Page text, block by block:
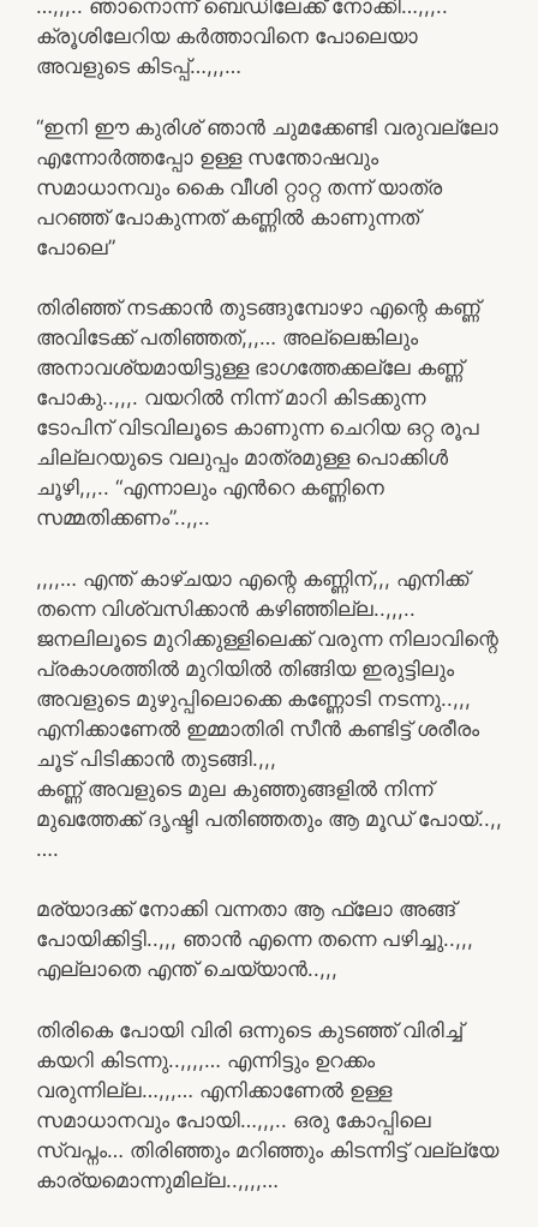
…,,,.. ഞാനൊന്ന് ബെഡിലേക്ക് നോക്കി…,,,..
ക്രൂശിലേറിയ കർത്താവിനെ പോലെയാ
അവളുടെ കിടപ്പ്…,,,…
“ഇനി ഈ കുരിശ് ഞാൻ ചുമക്കേണ്ടി വരുവല്ലോ
എന്നോർത്തപ്പോ ഉള്ള സന്തോഷവും
സമാധാനവും കൈ വീശി റ്റാറ്റ തന്ന് യാത്ര
പറഞ്ഞ് പോകുന്നത് കണ്ണിൽ കാണുന്നത്
പോലെ”
തിരിഞ്ഞ് നടക്കാൻ തുടങ്ങുമ്പോഴാ എന്റെ കണ്ണ്
അവിടേക്ക് പതിഞ്ഞത്,,,… അല്ലെങ്കിലും
അനാവശ്യമായിട്ടുള്ള ഭാഗത്തേക്കല്ലേ കണ്ണ്
പോകു..,,,. വയറിൽ നിന്ന് മാറി കിടക്കുന്ന
ടോപിന് വിടവിലൂടെ കാണുന്ന ചെറിയ ഒറ്റ രൂപ
ചില്ലറയുടെ വലുപ്പം മാത്രമുള്ള പൊക്കിൾ
ചൂഴി,,,.. “എന്നാലും എൻറെ കണ്ണിനെ
സമ്മതിക്കണം”..,,..
,,,,… എന്ത് കാഴ്ചയാ എന്റെ കണ്ണിന്,,, എനിക്ക്
തന്നെ വിശ്വസിക്കാൻ കഴിഞ്ഞില്ല..,,,..
ജനലിലൂടെ മുറിക്കുള്ളിലെക്ക് വരുന്ന നിലാവിന്റെ
പ്രകാശത്തിൽ മുറിയിൽ തിങ്ങിയ ഇരുട്ടിലും
അവളുടെ മുഴുപ്പിലൊക്കെ കണ്ണോടി നടന്നു..,,,
എനിക്കാണേൽ ഇമ്മാതിരി സീൻ കണ്ടിട്ട് ശരീരം
ചൂട് പിടിക്കാൻ തുടങ്ങി.,,,
കണ്ണ് അവളുടെ മുല കുഞ്ഞുങ്ങളിൽ നിന്ന്
മുഖത്തേക്ക് ദൃഷ്ടി പതിഞ്ഞതും ആ മൂഡ് പോയ്‌..,,
….
മര്യാദക്ക് നോക്കി വന്നതാ ആ ഫ്ലോ അങ്ങ്
പോയിക്കിട്ടി..,,, ഞാൻ എന്നെ തന്നെ പഴിച്ചു..,,,
എല്ലാതെ എന്ത് ചെയ്യാൻ..,,,
തിരികെ പോയി വിരി ഒന്നുടെ കുടഞ്ഞ് വിരിച്ച്
കയറി കിടന്നു..,,,,… എന്നിട്ടും ഉറക്കം
വരുന്നില്ല…,,,… എനിക്കാണേൽ ഉള്ള
സമാധാനവും പോയി…,,,.. ഒരു കോപ്പിലെ
സ്വപ്നം… തിരിഞ്ഞും മറിഞ്ഞും കിടന്നിട്ട് വല്ല്യേ
കാര്യമൊന്നുമില്ല..,,,,…